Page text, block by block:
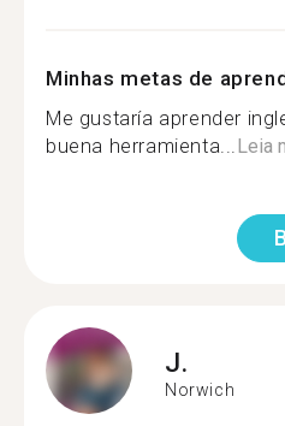
Minhas metas de
Me gustaría aprender
buena herramienta...Leia
J.
Norwich